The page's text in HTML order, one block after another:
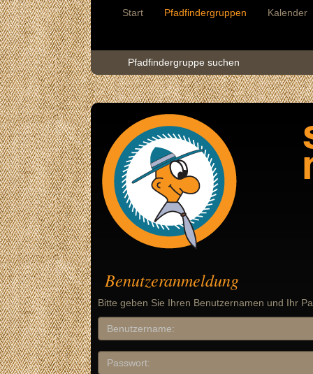
Start Pfadfindergruppen Kalender
Pfadfindergruppe suchen
Benutzeranmeldung
Bitte geben Sie Ihren Benutzernamen und Ihr